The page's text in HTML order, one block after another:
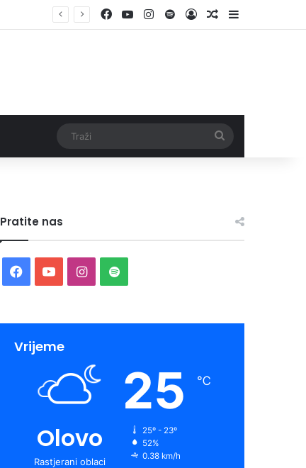
Facebook
YouTubeInstagram
SpotifyLog InRandom Article
Sidebar
Pratite nas
Facebook
YouTubeInstagram
Spotify
Vrijeme
Olovo
Rastjerani oblaci
25 ℃
25º - 23º
52%
0.38 km/h